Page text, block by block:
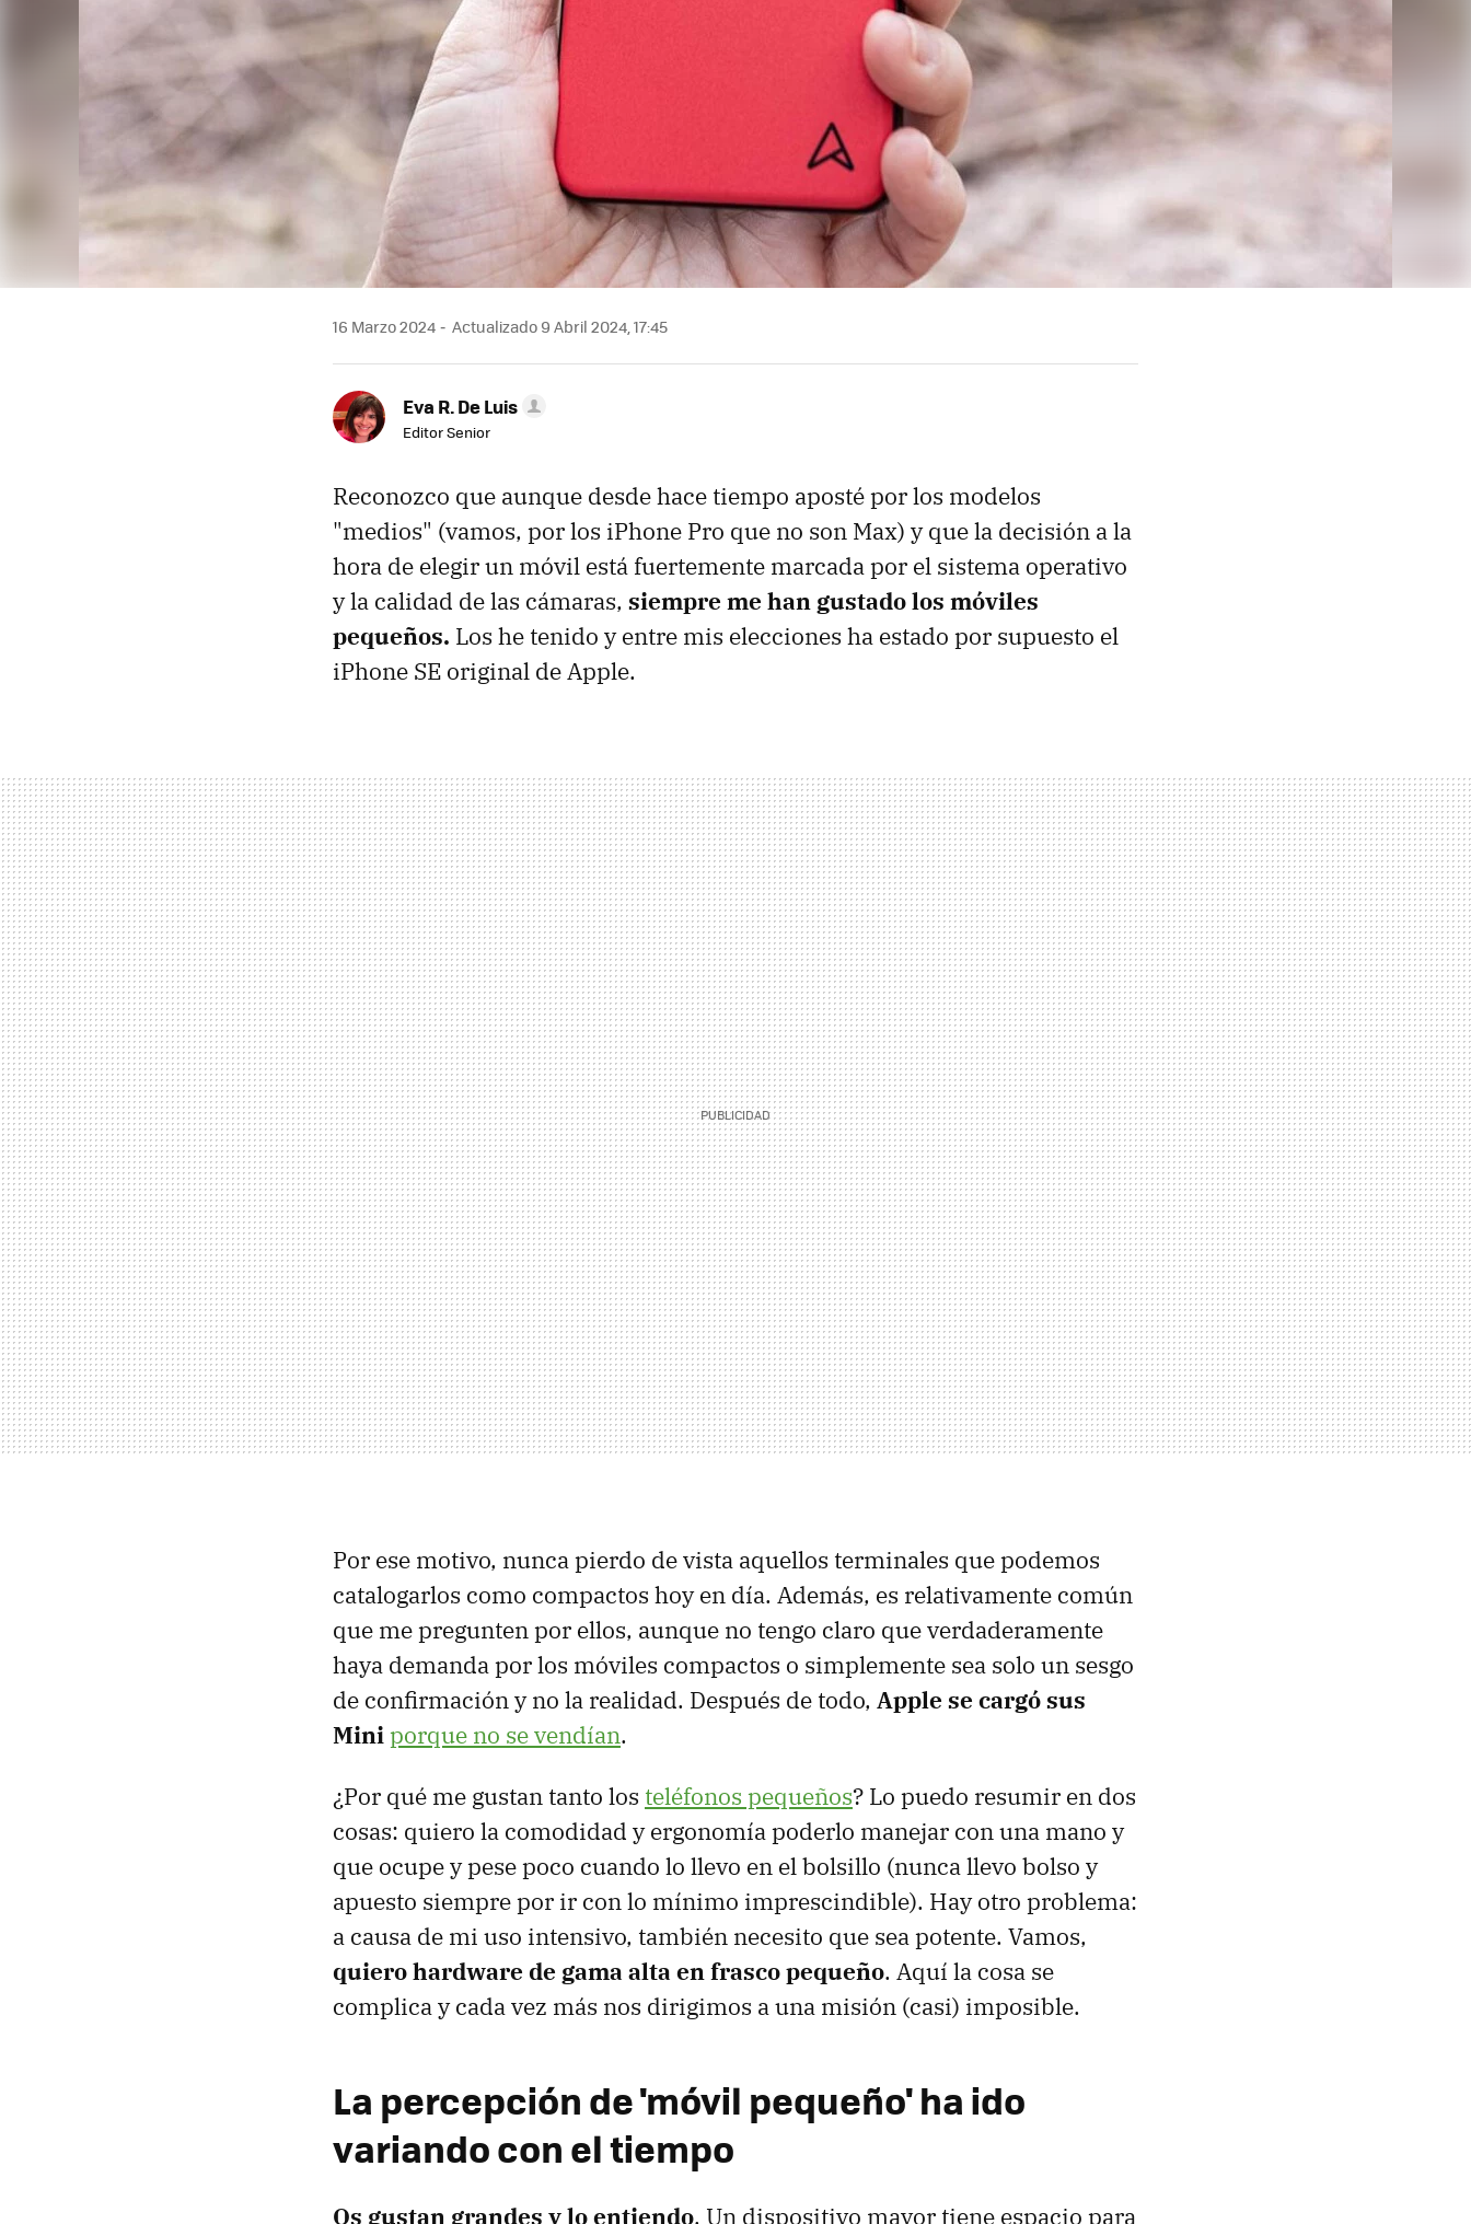
16 Marzo 2024 Actualizado 9 Abril 2024, 17:45
Eva R. De Luis
Editor Senior
Reconozco que aunque desde hace tiempo aposté por los modelos
"medios" (vamos, por los iPhone Pro que no son Max) y que la decisión a la
hora de elegir un móvil está fuertemente marcada por el sistema operativo
y la calidad de las cámaras, siempre me han gustado los móviles
pequeños. Los he tenido y entre mis elecciones ha estado por supuesto el
iPhone SE original de Apple.
Por ese motivo, nunca pierdo de vista aquellos terminales que podemos
catalogarlos como compactos hoy en día. Además, es relativamente común
que me pregunten por ellos, aunque no tengo claro que verdaderamente
haya demanda por los móviles compactos o simplemente sea solo un sesgo
de confirmación y no la realidad. Después de todo, Apple se cargó sus
Miniporque no se vendían.
¿Por qué me gustan tanto los teléfonos pequeños? Lo puedo resumir en dos
cosas: quiero la comodidad y ergonomía poderlo manejar con una mano y
que ocupe y pese poco cuando lo llevo en el bolsillo (nunca llevo bolso y
apuesto siempre por ir con lo mínimo imprescindible). Hay otro problema:
a causa de mi uso intensivo, también necesito que sea potente. Vamos,
quiero hardware de gama alta en frasco pequeño. Aquí la cosa se
complica y cada vez más nos dirigimos a una misión (casi) imposible.
La percepción de 'móvil pequeño' ha ido
variando con el tiempo
Os gustan grandes y lo entiendo. Un dispositivo mayor tiene espacio para